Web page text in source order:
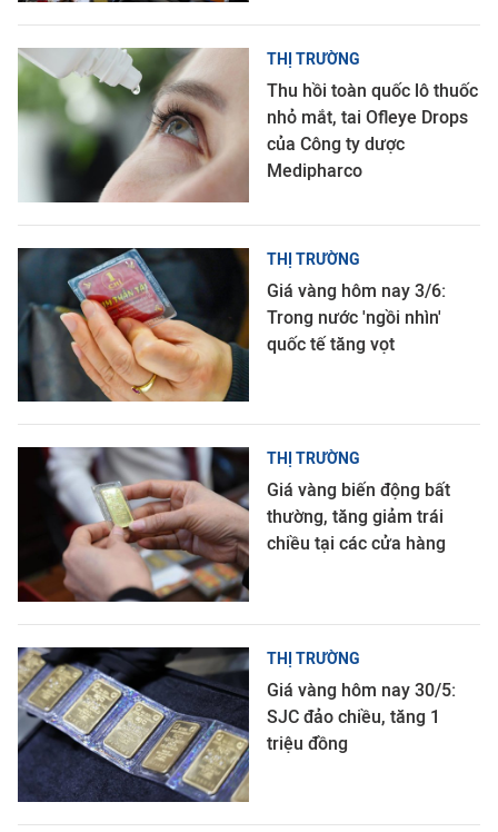
THỊ TRƯỜNG
Thu hồi toàn quốc lô thuốc
nhỏ mắt, tai Ofleye Drops
của Công ty dược
Medipharco
THỊ TRƯỜNG
Giá vàng hôm nay 3/6:
Trong nước 'ngồi nhìn'
quốc tế tăng vọt
THỊ TRƯỜNG
Giá vàng biến động bất
thường, tăng giảm trái
chiều tại các cửa hàng
THỊ TRƯỜNG
Giá vàng hôm nay 30/5:
SJC đảo chiều, tăng 1
triệu đồng